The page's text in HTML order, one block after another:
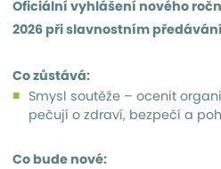
Oficiální vyhlášení nového
2026 při slavnostním
Co zůstává:
Smysl soutěže – ocenit
pečují o zdraví, bezpečí a
Co bude nové: